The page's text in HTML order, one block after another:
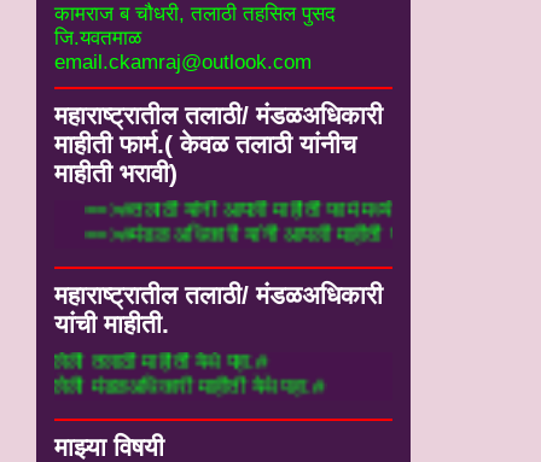
कामराज ब चौधरी, तलाठी तहसिल पुसद
जि.यवतमाळ
email.ckamraj@outlook.com
महाराष्ट्रातील तलाठी/ मंडळअधिकारी
माहीती फार्म.( केवळ तलाठी यांनीच
माहीती भरावी)
==>#तलाठी यांनी आपली माहीती फार्म मध्ये
==>#मंडळ अधिकारी यांनी आपली माहीती
महाराष्ट्रातील तलाठी/ मंडळअधिकारी
यांची माहीती.
येथे पहा.#
माहीती येथे पहा.#
माझ्या विषयी